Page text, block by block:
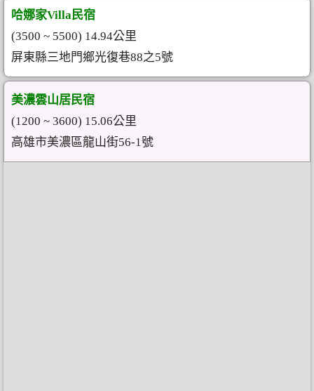
哈娜家Villa民宿
(3500 ~ 5500) 14.94公里
屏東縣三地門鄉光復巷88之5號
美濃雲山居民宿
(1200 ~ 3600) 15.06公里
高雄市美濃區龍山街56-1號